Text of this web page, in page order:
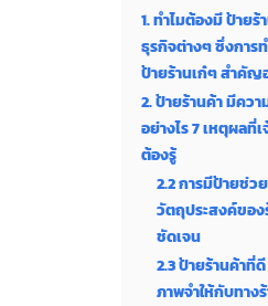
1. ทำไมต้องมี ป้ายร้
ธุรกิจต่างๆ ซึ่งการ
ป้ายร้านเก๋ๆ สำคัญ
2. ป้ายร้านค้า มีคว
อย่างไร 7 เหตุผลที่
ต้องรู้
2.2 การมีป้ายช่ว
วัตถุประสงค์ของ
ชัดเจน
2.3 ป้ายร้านค้าที่
ภาพจำให้กับทาง